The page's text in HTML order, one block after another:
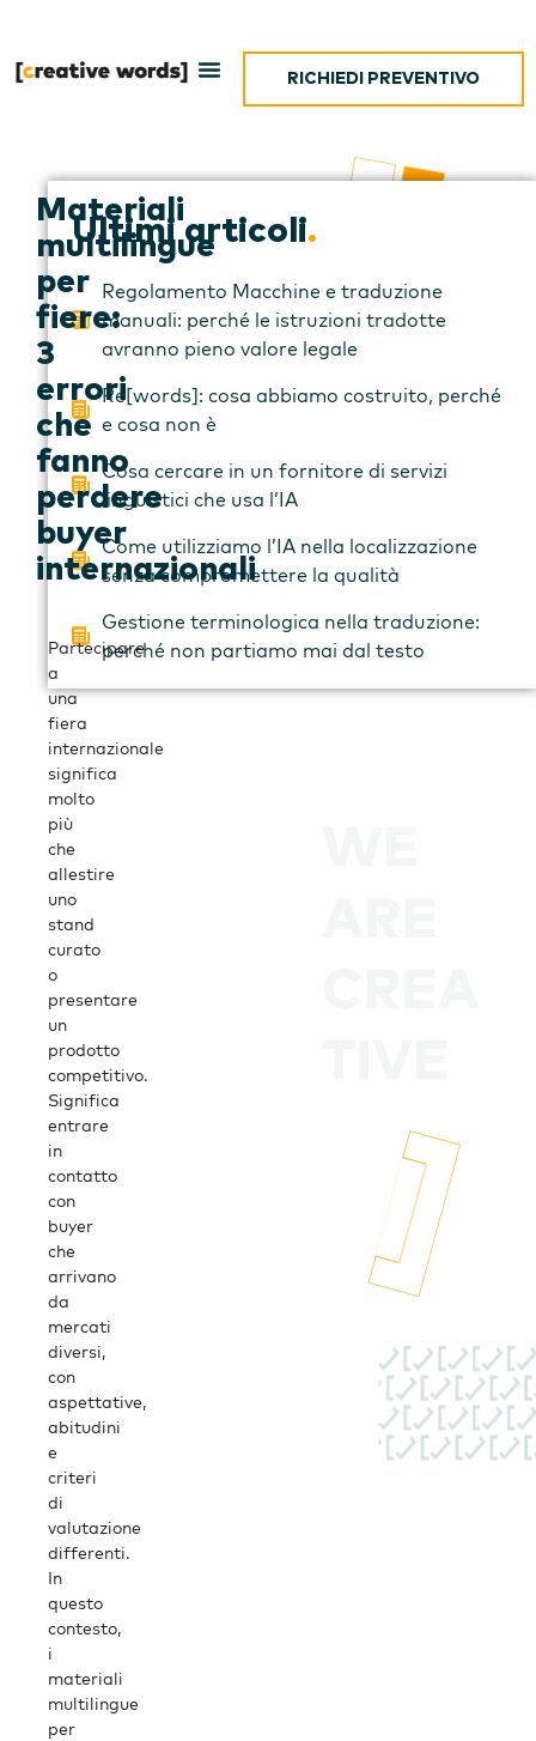
RICHIEDI PREVENTIVO
Ultimi articoli.
Regolamento Macchine e traduzione
manuali: perché le istruzioni tradotte
avranno pieno valore legale
Re[words]: cosa abbiamo costruito, perché
e cosa non è
Cosa cercare in un fornitore di servizi
linguistici che usa l’IA
Come utilizziamo l’IA nella localizzazione
senza compromettere la qualità
Gestione terminologica nella traduzione:
perché non partiamo mai dal testo
Materiali
multilingue
per
fiere:
3
errori
che
fanno
perdere
buyer
internazionali
Partecipare
a
una
fiera
internazionale
significa
molto
più
che
allestire
uno
stand
curato
o
presentare
un
prodotto
competitivo.
Significa
entrare
in
contatto
con
buyer
che
arrivano
da
mercati
diversi,
con
aspettative,
abitudini
e
criteri
di
valutazione
differenti.
In
questo
contesto,
i
materiali
multilingue
per